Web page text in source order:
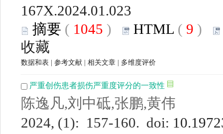
167X.2024.01.023
摘要 ( 1045 ) HTML ( 9 )
收藏
数据和表 参考文献 相关文章 多维度评价
严重创伤患者损伤严重度评分的一致性
陈逸凡,刘中砥,张鹏,黄伟
2024, (1): 157-160. doi: